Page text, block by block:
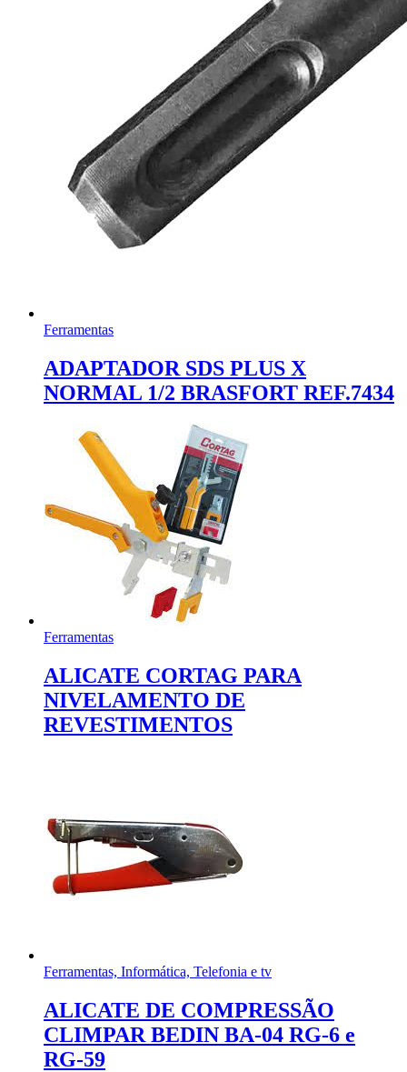
Ferramentas
ADAPTADOR SDS PLUS X
NORMAL 1/2 BRASFORT REF.7434
Ferramentas
ALICATE CORTAG PARA
NIVELAMENTO DE
REVESTIMENTOS
Ferramentas, Informática, Telefonia e tv
ALICATE DE COMPRESSÃO
CLIMPAR BEDIN BA-04 RG-6 e
RG-59